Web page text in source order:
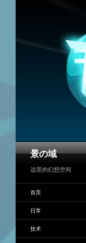
景の域
搜
远景的幻想空间
首页
日常
技术